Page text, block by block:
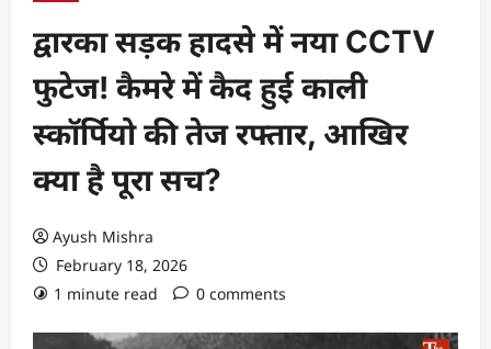
द्वारका सड़क हादसे में नया CCTV
फुटेज! कैमरे में कैद हुई काली
स्कॉर्पियो की तेज रफ्तार, आखिर
क्या है पूरा सच?
Ayush Mishra
February 18, 2026
1 minute read
0 comments